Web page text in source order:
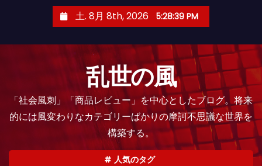
土. 8月 8th, 2026 5:28:41 PM
乱世の風
「社会風刺」「商品レビュー」を中心としたブログ。将来
的には風変わりなカテゴリーばかりの摩訶不思議な世界を
構築する。
人気のタグ